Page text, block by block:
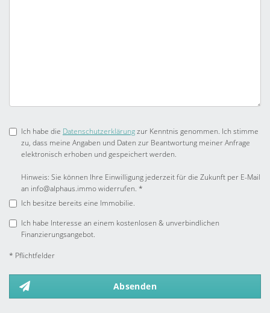
Ich habe die Datenschutzerklärungzur Kenntnis genommen. Ich stimme
zu, dass meine Angaben und Daten zur Beantwortung meiner Anfrage
elektronisch erhoben und gespeichert werden.
Hinweis: Sie können Ihre Einwilligung jederzeit für die Zukunft per E-Mail
an info@alphaus.immo widerrufen. *
Ich besitze bereits eine Immobilie.
Ich habe Interesse an einem kostenlosen & unverbindlichen
Finanzierungsangebot.
* Pflichtfelder
Absenden